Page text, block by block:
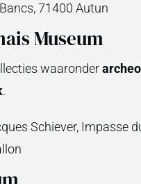
71400 Autun
Museum
waaronder
.
Schiever, Impasse